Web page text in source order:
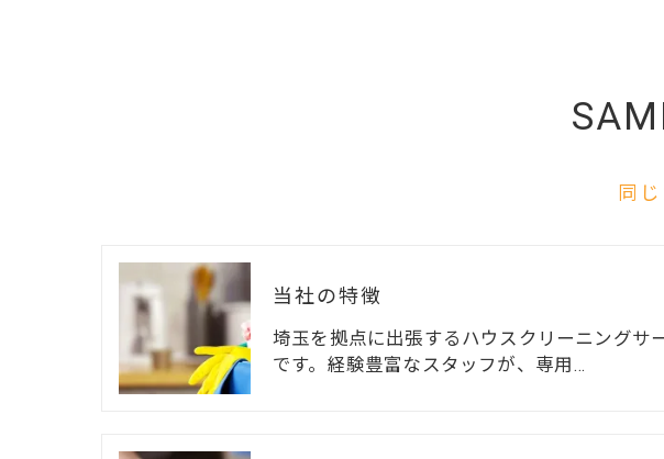
同
当社の特徴
埼玉を拠点に出張するハウスクリーニングサ
です。経験豊富なスタッフが、専用…